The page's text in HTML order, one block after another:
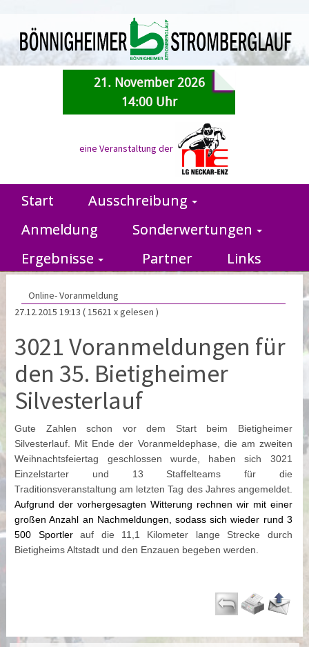
21. November 2026
14:00 Uhr
eine Veranstaltung der
Start
Ausschreibung
Anmeldung
Sonderwertungen
Ergebnisse
Partner Links
Online- Voranmeldung
27.12.2015 19:13 ( 15621 x gelesen )
3021 Voranmeldungen für
den 35. Bietigheimer
Silvesterlauf
Gute Zahlen schon vor dem Start beim Bietigheimer
Silvesterlauf. Mit Ende der Voranmeldephase, die am zweiten
Weihnachtsfeiertag geschlossen wurde, haben sich 3021
Einzelstarter und 13 Staffelteams für die
Traditionsveranstaltung am letzten Tag des Jahres angemeldet.
Aufgrund der vorhergesagten Witterung rechnen wir mit einer
großen Anzahl an Nachmeldungen, sodass sich wieder rund 3
500 Sportlerauf die 11,1 Kilometer lange Strecke durch
Bietigheims Altstadt und den Enzauen begeben werden.